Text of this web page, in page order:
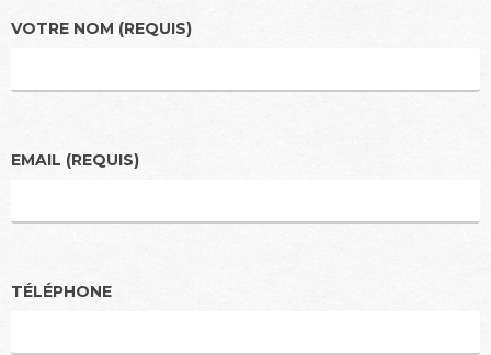
VOTRE NOM (REQUIS)
EMAIL (REQUIS)
TÉLÉPHONE